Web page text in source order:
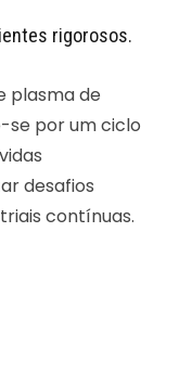
rigorosos.
plasma de
se por um ciclo
desafios
contínuas.